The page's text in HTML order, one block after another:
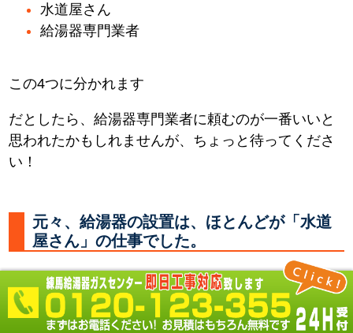
水道屋さん
給湯器専門業者
この4つに分かれます
だとしたら、給湯器専門業者に頼むのが一番いいと
思われたかもしれませんが、ちょっと待ってくださ
い！
元々、給湯器の設置は、ほとんどが「水道
屋さん」の仕事でした。
何故なら 必要なところに水やお湯を供給する配管を
し、器具を取付るのは「水道屋さん」だからです。